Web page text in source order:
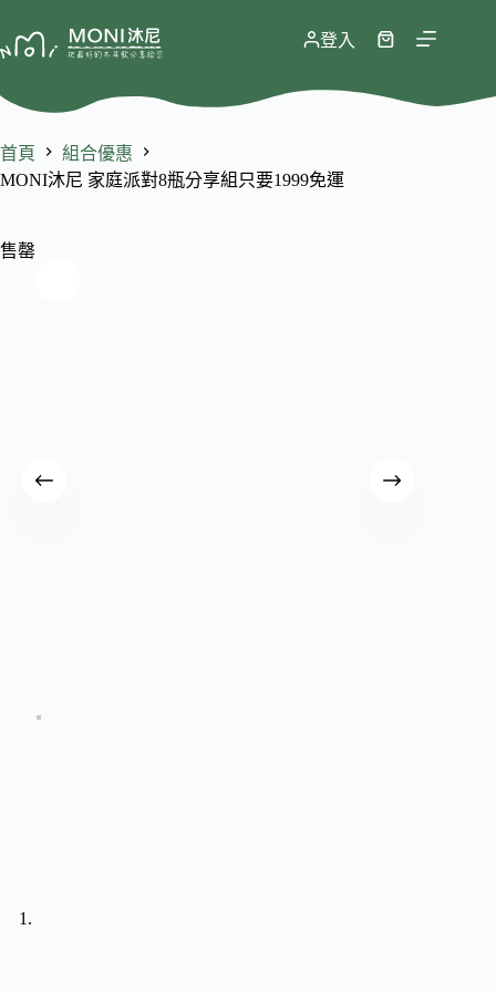
至
要
容
登入
購
車
首頁
組合優惠
MONI沐尼 家庭派對8瓶分享組只要1999免運
售罄